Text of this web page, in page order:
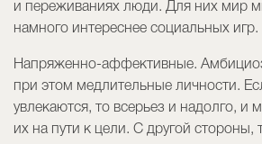
и переживаниях люди. Для них мир
намного интереснее социальных игр.
Напряженно-аффективные.
при этом медлительные личности.
увлекаются, то всерьез и надолго, и
их на пути к цели. С другой стороны,